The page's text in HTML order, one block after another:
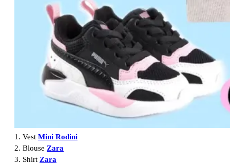
1. Vest Mini Rodini
2. Blouse Zara
3. Shirt Zara